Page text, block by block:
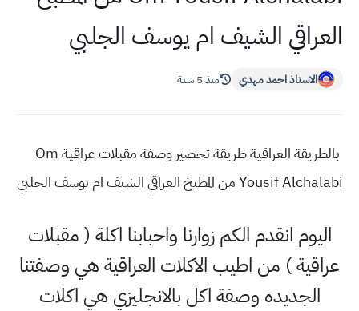
العراقي الشيف ام يوسف الجلبي
الاستاذ احمد مهدي منذ 5 سنة
بالطريقة العراقية طريقة تحضير وصفة مقبلات عراقية Om
Yousif Alchalabi من المطبخ العراقي الشيف ام يوسف الجلبي
اليوم انقدم الكم زوارنا واحبابنا اكلة ( مقبلات
عراقية ) من اطيب الاكلات العراقية هي وصفتنا
الجديده وصفة اكل بالانجليزي هي اكلات